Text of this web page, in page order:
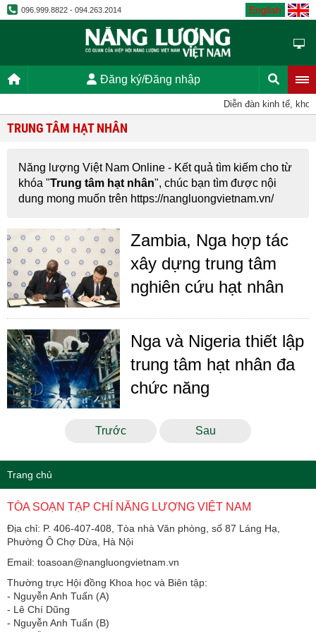
096.999.8822 - 094.263.2014 English
Đăng ký/Đăng nhập
Diễn đàn kinh tế,
TRUNG TÂM HẠT NHÂN
Năng lượng Việt Nam Online - Kết quả tìm kiếm cho từ
khóa "Trung tâm hạt nhân", chúc bạn tìm được nội
dung mong muốn trên https://nangluongvietnam.vn/
Zambia, Nga hợp tác
xây dựng trung tâm
nghiên cứu hạt nhân
Nga và Nigeria thiết lập
trung tâm hạt nhân đa
chức năng
Trước Sau
Trang chủ
TÒA SOẠN TẠP CHÍ NĂNG LƯỢNG VIỆT NAM
Địa chỉ: P. 406-407-408, Tòa nhà Văn phòng, số 87 Láng Hạ,
Phường Ô Chợ Dừa, Hà Nội
Email: toasoan@nangluongvietnam.vn
Thường trực Hội đồng Khoa học và Biên tập:
​​​​​​- Nguyễn Anh Tuấn (A)
- Lê Chí Dũng
- Nguyễn Anh Tuấn (B)